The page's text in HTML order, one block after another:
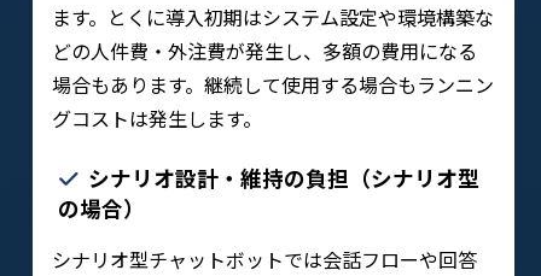
ます。とくに導入初期はシステム設定や環境構築な
どの人件費・外注費が発生し、多額の費用になる
場合もあります。継続して使用する場合もランニン
グコストは発生します。
シナリオ設計・維持の負担（シナリオ型
の場合）
シナリオ型チャットボットでは会話フローや回答